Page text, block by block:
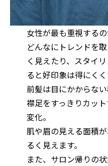
女性が最も重視するの
どんなにトレンドを
く見えたり、スタイ
ると好印象は得にくく
前髪は目にかからな
襟足をすっきりカッ
変化。
肌や眉の見える面積
るく見えます。
また、サロン帰りの